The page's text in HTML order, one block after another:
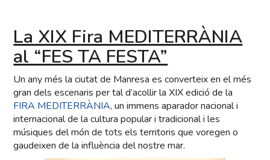
La XIX Fira MEDITERRÀNIA
al “FES TA FESTA”
Un any més la ciutat de Manresa es converteix en el més
gran dels escenaris per tal d’acollir la XIX edició de la
FIRA MEDITERRÀNIA, un immens aparador nacional i
internacional de la cultura popular i tradicional i les
músiques del món de tots els territoris que voregen o
gaudeixen de la influència del nostre mar.